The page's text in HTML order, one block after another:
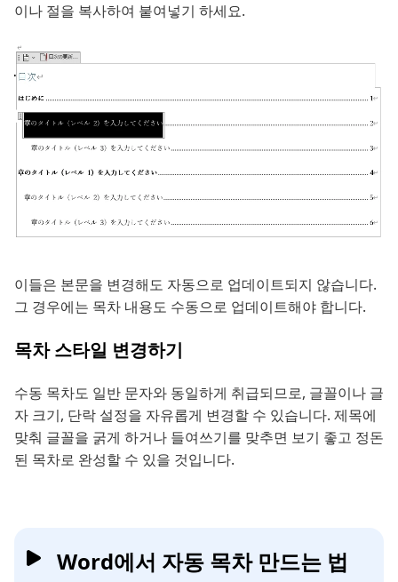
이나 절을 복사하여 붙여넣기 하세요.
이들은 본문을 변경해도 자동으로 업데이트되지 않습니다.
그 경우에는 목차 내용도 수동으로 업데이트해야 합니다.
목차 스타일 변경하기
수동 목차도 일반 문자와 동일하게 취급되므로, 글꼴이나 글
자 크기, 단락 설정을 자유롭게 변경할 수 있습니다. 제목에
맞춰 글꼴을 굵게 하거나 들여쓰기를 맞추면 보기 좋고 정돈
된 목차로 완성할 수 있을 것입니다.
Word에서 자동 목차 만드는 법